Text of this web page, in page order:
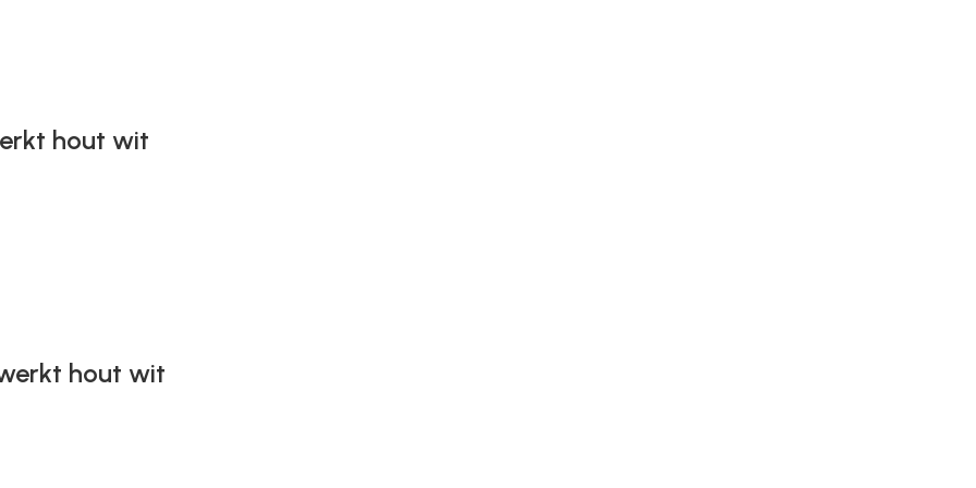
hout wit
hout wit